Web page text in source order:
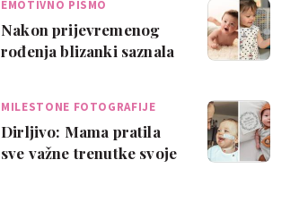
EMOTIVNO PISMO
Nakon prijevremenog
rođenja blizanki saznala
MILESTONE FOTOGRAFIJE
Dirljivo: Mama pratila
sve važne trenutke svoje